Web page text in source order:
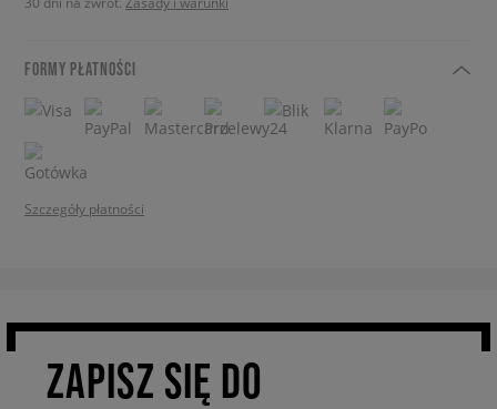
FORMY PŁATNOŚCI
Szczegóły płatności
ZAPISZ SIĘ DO